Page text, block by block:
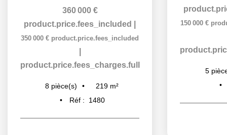
360 000 €
product.price.fees_included
350 000 € product.price.fees_included
product.price.fees_charges.full
8 pièce(s) 219 m²
Réf :
1480
150 000 €
5